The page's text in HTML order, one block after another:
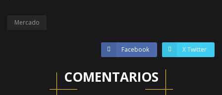
Mercado
Facebook X Twitter
COMENTARIOS